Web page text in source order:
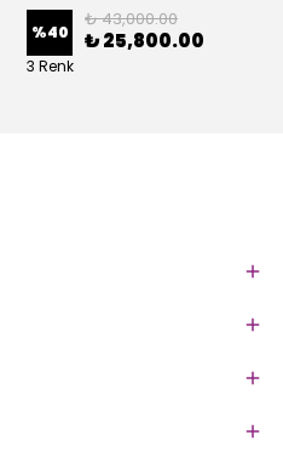
%40
₺ 43,000.00
₺ 25,800.00
3 Renk